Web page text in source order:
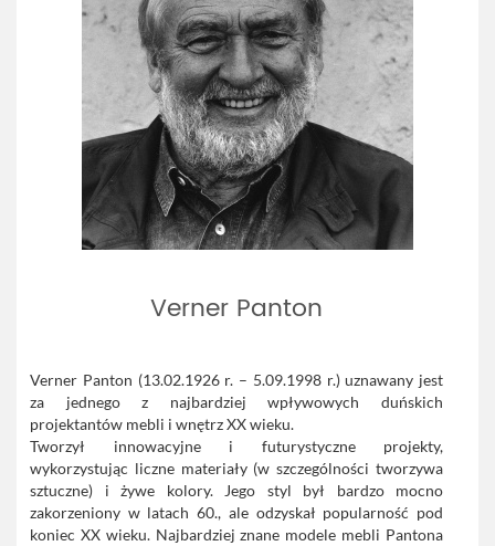
Verner Panton
Verner Panton (13.02.1926 r. – 5.09.1998 r.) uznawany jest
za jednego z najbardziej wpływowych duńskich
projektantów mebli i wnętrz XX wieku.
Tworzył innowacyjne i futurystyczne projekty,
wykorzystując liczne materiały (w szczególności tworzywa
sztuczne) i żywe kolory. Jego styl był bardzo mocno
zakorzeniony w latach 60., ale odzyskał popularność pod
koniec XX wieku. Najbardziej znane modele mebli Pantona